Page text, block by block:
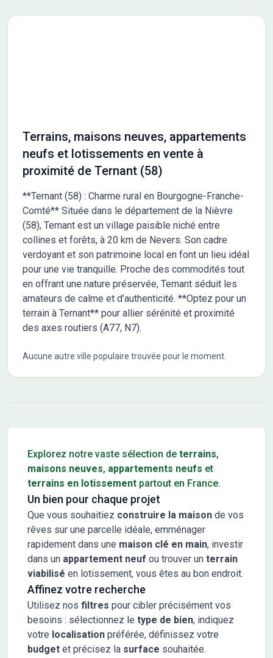
Terrains, maisons neuves, appartements
neufs et lotissements en vente à
proximité de Ternant (58)
**Ternant (58) : Charme rural en Bourgogne-Franche-
Comté** Située dans le département de la Nièvre
(58), Ternant est un village paisible niché entre
collines et forêts, à 20 km de Nevers. Son cadre
verdoyant et son patrimoine local en font un lieu idéal
pour une vie tranquille. Proche des commodités tout
en offrant une nature préservée, Ternant séduit les
amateurs de calme et d’authenticité. **Optez pour un
terrain à Ternant** pour allier sérénité et proximité
des axes routiers (A77, N7).
Aucune autre ville populaire trouvée pour le moment.
Explorez notre vaste sélection de terrains,
maisons neuves, appartements neufs et
terrains en lotissement partout en France.
Un bien pour chaque projet
Que vous souhaitiez construire la maison de vos
rêves sur une parcelle idéale, emménager
rapidement dans une maison clé en main, investir
dans un appartement neuf ou trouver un terrain
viabilisé en lotissement, vous êtes au bon endroit.
Affinez votre recherche
Utilisez nos filtres pour cibler précisément vos
besoins : sélectionnez le type de bien, indiquez
votre localisation préférée, définissez votre
budget et précisez la surface souhaitée.